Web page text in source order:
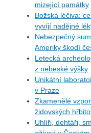
mizející památky
Božská léčiva:
vyvíjí nadějné
Nebezpečný
Ameriky škodí
Letecká
z nebeské výšky
Unikátní
v Praze
Zkamenělé
židovských
Uhlíři, dehtáři,